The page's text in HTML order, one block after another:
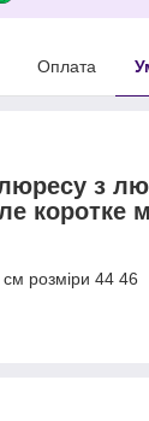
Оплата
з
коротке
см розміри 44 46